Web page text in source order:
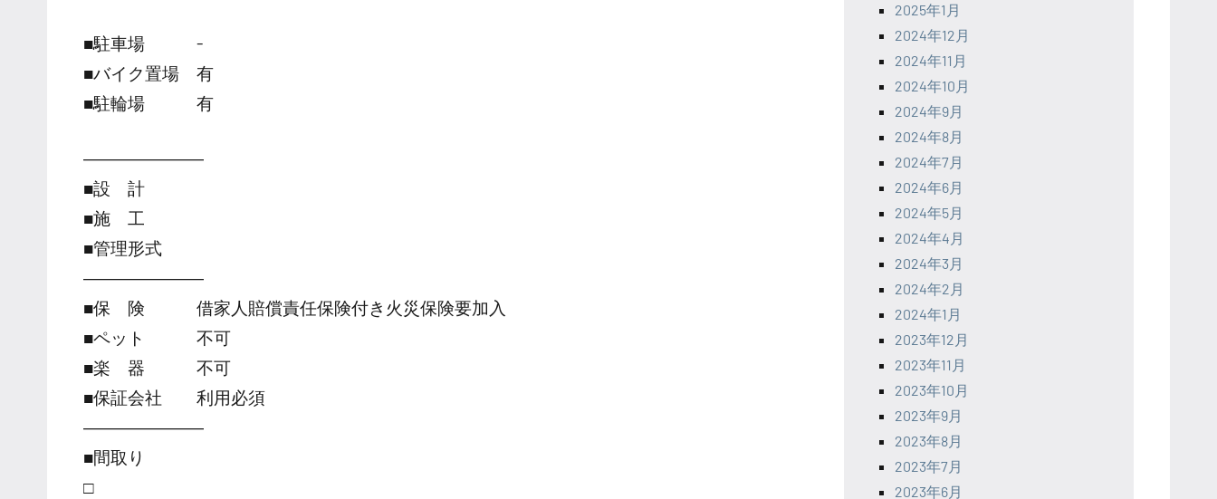
■駐車場 -
■バイク置場 有
■駐輪場 有
―――――――
■設 計
■施 工
■管理形式
―――――――
■保 険 借家人賠償責任保険付き火災保険要加入
■ペット 不可
■楽 器 不可
■保証会社 利用必須
―――――――
■間取り
□
2025年1月
2024年12月
2024年11月
2024年10月
2024年9月
2024年8月
2024年7月
2024年6月
2024年5月
2024年4月
2024年3月
2024年2月
2024年1月
2023年12月
2023年11月
2023年10月
2023年9月
2023年8月
2023年7月
2023年6月